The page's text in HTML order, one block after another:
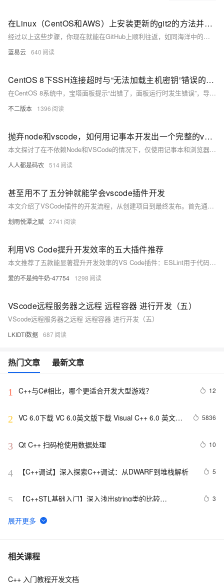
在Linux（CentOS和AWS）上安装更新的git2的方法并配置github-ssh
经过以上这些步骤，你现在就能在GitHub上顺利往返，如同海洋中的航海者自由驰骋。欢迎你加入码农的世界，享受这编程的乐趣吧！
蓝易云 640
CentOS 8下SSH连接超时与“无法加载主机密钥”错误的排查与修复
在CentOS 8系统中，宝塔面板提示“出错了，面板运行时发生错误”，导致插件无法正常显示。同时，SSH连接超时，修复面板功能失效。通过VNC连接排查，发现SSH服务安装和配置问题频发，最终通过重装SSH、调整权限并重新生成主机密钥文件解决问题，成功恢复SSH连接。
不二版本 1396
抛弃node和vscode，如何用记事本开发出一个完整的vue前端项目
本文探讨了在不依赖Node和VSCode的情况下，仅使用记事本和浏览器开发一个完整的Vue3前端项目的方法。通过CDN引入Vue、Vue Router、Element-UI等库，直接编写HTML文件实现页面功能，展示了前端开发的本质是生成HTML。虽然日常开发离不开现代工具，但掌握这种基础方法有助于快速实现想法或应对特殊环境限制。文章还介绍了如何用Node简单部署HTML文件到服务器，提供了一种高效、轻量的开发思路。
人人都是码农 514
甚至用不了五分钟就能学会vscode插件开发
本文介绍了VSCode插件的开发流程，从创建项目到最终发布。首先通过安装`yo`和`generator-code`脚手架工具初始化项目，选择JavaScript语言配置基础信息。接着，在`extension.js`中实现业务逻辑，例如将中文“变量”替换为“var”。通过F5进入调试模式验证功能。完成后使用`vsce`工具进行打包，解决可能遇到的版本不兼容或README文档问题。最后生成`.vsix`文件，可通过VSCode的“从VSIX安装”加载插件，实现开发闭环。进一步可将插件发布至官方市场供更多开发者使用。
划雨悦潭之赋 2741
利用VS Code提升开发效率的五大插件推荐
本文推荐了五款能显著提升开发效率的VS Code插件：ESLint用于代码质量和风格检查；Prettier自动格式化代码；GitLens增强Git功能；Live Server提供前端实时预览；Docker支持容器管理。
爱的不是纯牛奶-47754 1298
VScode远程服务器之远程 远程容器 进行开发（五）
VScode远程服务器之远程 远程容器 进行开发（五）
LKIDTI数据 687
热门文章 最新文章
1 C++与C#相比，哪个更适合开发大型游戏？ 12
2 VC 6.0下载 VC 6.0英文版下载 Visual C++ 6.0 英文企
5836
3 Qt C++ 扫码枪使用数据处理 10
4 【C++调试】深入探索C++调试：从DWARF到堆栈解析 5
5
【C++STL基础入门】深入浅出string类的比较
3
6
C++之MFC制作简单计算器（VS2019实现），附带完整
7 【C/C++】用格雷戈里公式求π
8 Java 与 C++ 区别深入剖析及应用实例详解
相关课程
C++ 入门教程开发文档